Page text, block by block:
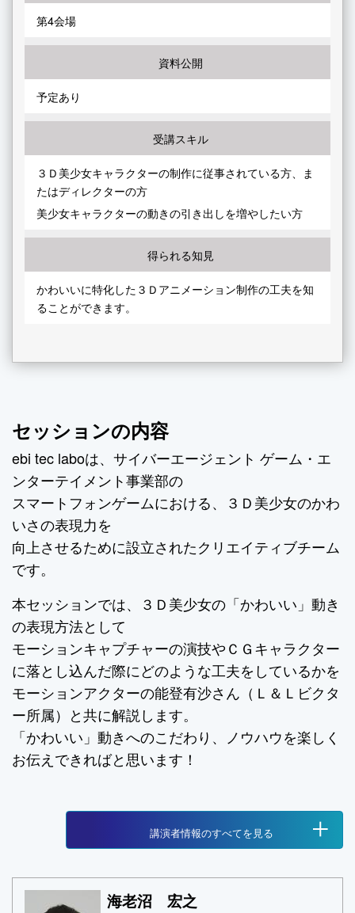
第4会場
資料公開
予定あり
受講スキル
３Ｄ美少女キャラクターの制作に従事されている方、ま
たはディレクターの方
美少女キャラクターの動きの引き出しを増やしたい方
得られる知見
かわいいに特化した３Ｄアニメーション制作の工夫を知
ることができます。
セッションの内容
ebi tec laboは、サイバーエージェント ゲーム・エ
ンターテイメント事業部の
スマートフォンゲームにおける、３Ｄ美少女のかわ
いさの表現力を
向上させるために設立されたクリエイティブチーム
です。
本セッションでは、３Ｄ美少女の「かわいい」動き
の表現方法として
モーションキャプチャーの演技やＣＧキャラクター
に落とし込んだ際にどのような工夫をしているかを
モーションアクターの能登有沙さん（Ｌ＆Ｌビクタ
ー所属）と共に解説します。
「かわいい」動きへのこだわり、ノウハウを楽しく
お伝えできればと思います！
講演者情報のすべてを見る +
海老沼 宏之